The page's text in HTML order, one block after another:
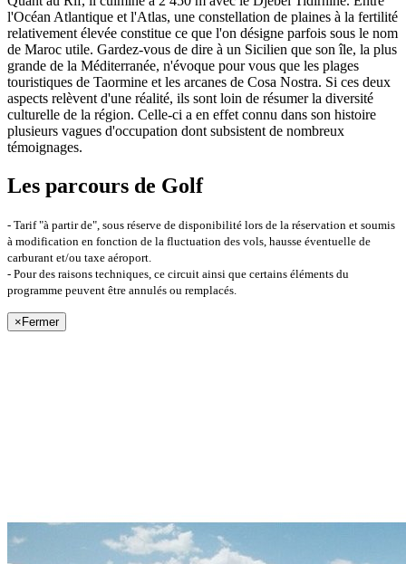
l'Océan Atlantique et l'Atlas, une constellation de plaines à la fertilité
relativement élevée constitue ce que l'on désigne parfois sous le nom
de Maroc utile. Gardez-vous de dire à un Sicilien que son île, la plus
grande de la Méditerranée, n'évoque pour vous que les plages
touristiques de Taormine et les arcanes de Cosa Nostra. Si ces deux
aspects relèvent d'une réalité, ils sont loin de résumer la diversité
culturelle de la région. Celle-ci a en effet connu dans son histoire
plusieurs vagues d'occupation dont subsistent de nombreux
témoignages.
Les parcours de Golf
- Tarif "à partir de", sous réserve de disponibilité lors de la réservation et soumis
à modification en fonction de la fluctuation des vols, hausse éventuelle de
carburant et/ou taxe aéroport.
- Pour des raisons techniques, ce circuit ainsi que certains éléments du
programme peuvent être annulés ou remplacés.
× Fermer